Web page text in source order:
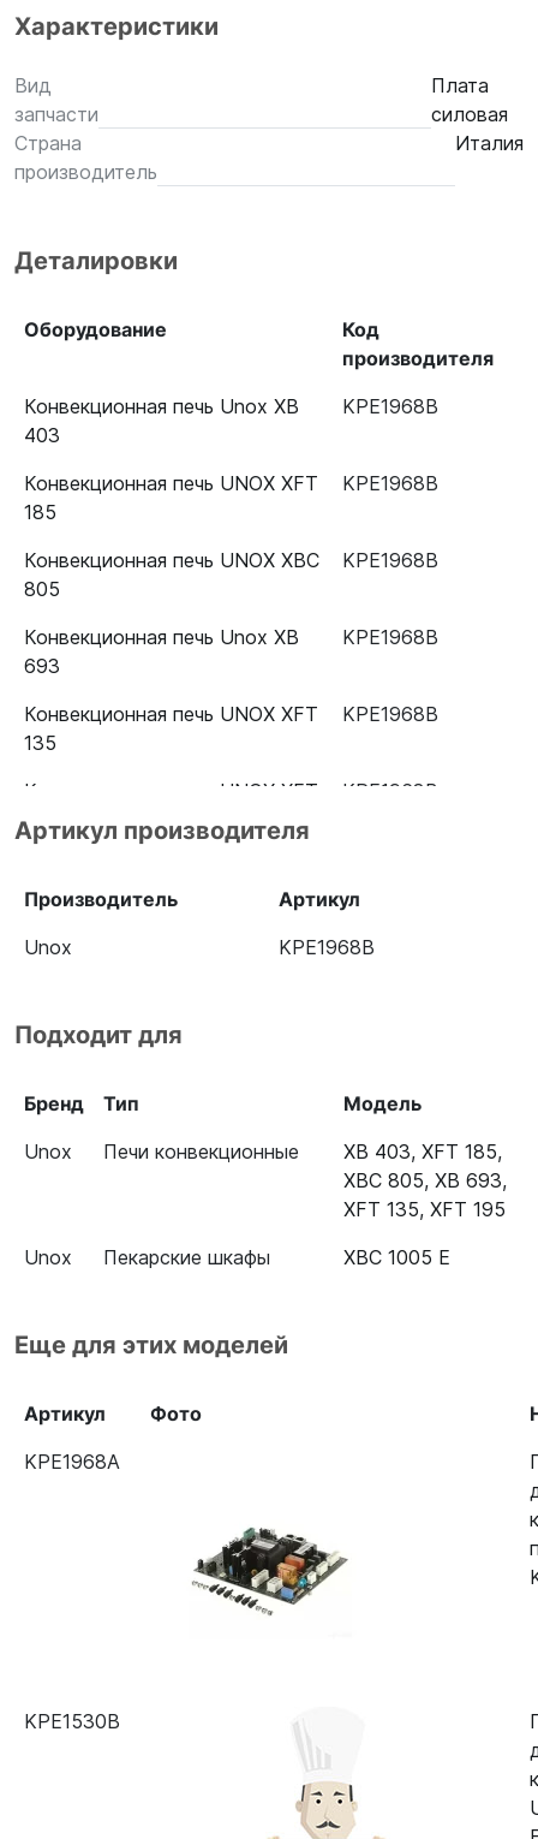
Характеристики
Вид
запчасти
Плата
силовая
Страна
производитель
Италия
Деталировки
Оборудование
Код
производителя
Конвекционная печь Unox XB
403
KPE1968B
Конвекционная печь UNOX XFT
185
KPE1968B
Конвекционная печь UNOX XBC
805
KPE1968B
Конвекционная печь Unox XB
693
KPE1968B
Конвекционная печь UNOX XFT
135
KPE1968B
Конвекционная печь UNOX XFT
195
KPE1968B
1005 E
Артикул производителя
Производитель
Артикул
Unox
KPE1968B
Подходит для
Бренд Тип
Модель
Unox
Печи конвекционные XB 403, XFT 185,
XBC 805, XB 693,
XFT 135, XFT 195
Unox
Пекарские шкафы XBC 1005 E
Еще для этих моделей
Артикул Фото
KPE1968A
KPE1530B